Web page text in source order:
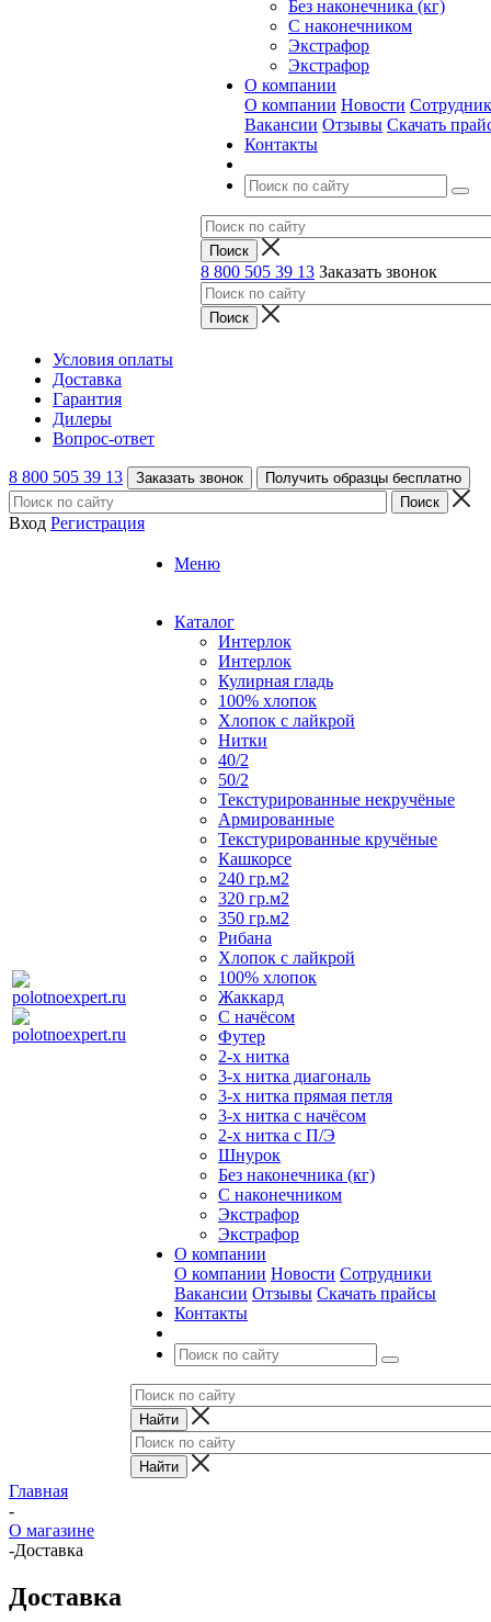
Без наконечника (кг)
С наконечником
Экстрафор
Экстрафор
О компании
О компании Новости
Вакансии Отзывы Скачать
Контакты
8 800 505 39 13 Заказать звонок
Условия оплаты
Доставка
Гарантия
Дилеры
Вопрос-ответ
8 800 505 39 13 Заказать звонок Получить образцы бесплатно
Вход Регистрация
Меню
Каталог
Интерлок
Интерлок
Кулирная гладь
100% хлопок
Хлопок с лайкрой
Нитки
40/2
50/2
Текстурированные некручёные
Армированные
Текстурированные кручёные
Кашкорсе
240 гр.м2
320 гр.м2
350 гр.м2
Рибана
Хлопок с лайкрой
100% хлопок
Жаккард
С начёсом
Футер
2-х нитка
3-х нитка диагональ
3-х нитка прямая петля
3-х нитка с начёсом
2-х нитка с П/Э
Шнурок
Без наконечника (кг)
С наконечником
Экстрафор
Экстрафор
О компании
О компании Новости Сотрудники
Вакансии Отзывы Скачать прайсы
Контакты
Главная
-
О магазине
-Доставка
Доставка